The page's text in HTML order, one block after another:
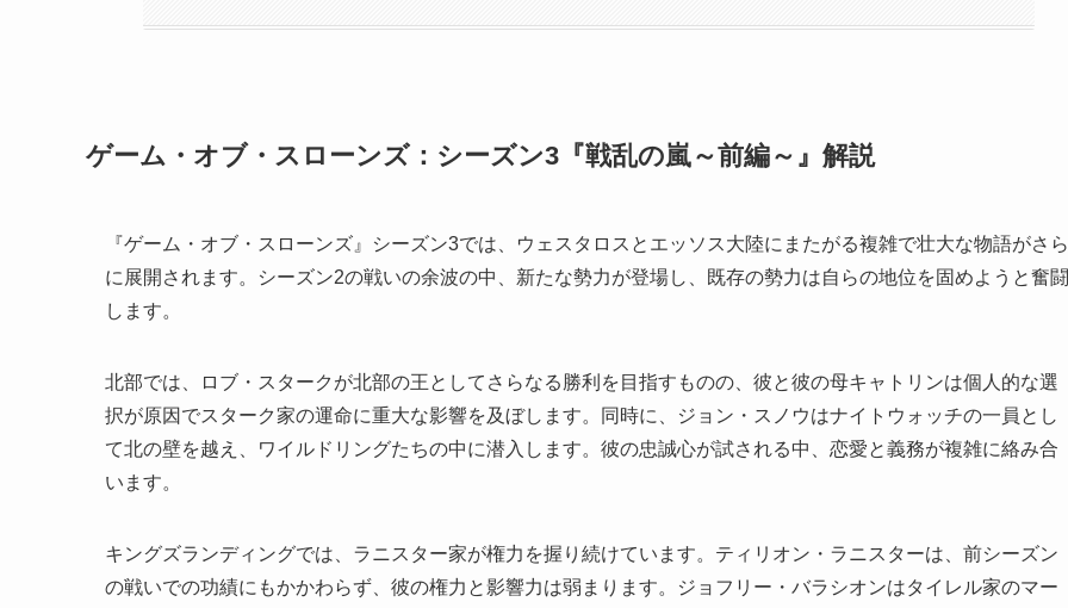
ゲーム・オブ・スローンズ：シーズン3『戦乱の嵐～前編～』解説
『ゲーム・オブ・スローンズ』シーズン3では、ウェスタロスとエッソス大陸にまたがる複雑で壮大な物語がさら
に展開されます。シーズン2の戦いの余波の中、新たな勢力が登場し、既存の勢力は自らの地位を固めようと奮闘
します。
北部では、ロブ・スタークが北部の王としてさらなる勝利を目指すものの、彼と彼の母キャトリンは個人的な選
択が原因でスターク家の運命に重大な影響を及ぼします。同時に、ジョン・スノウはナイトウォッチの一員とし
て北の壁を越え、ワイルドリングたちの中に潜入します。彼の忠誠心が試される中、恋愛と義務が複雑に絡み合
います。
キングズランディングでは、ラニスター家が権力を握り続けています。ティリオン・ラニスターは、前シーズン
の戦いでの功績にもかかわらず、彼の権力と影響力は弱まります。ジョフリー・バラシオンはタイレル家のマー